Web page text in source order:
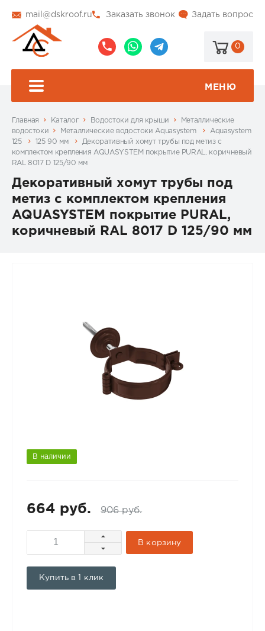
mail@dskroof.ru Задать вопрос
Заказать звонок
0
МЕНЮ
Главная Каталог Водостоки для крыши
Металлические
водостоки
Металлические водостоки Aquasystem
Aquasystem
125
125 90 мм
Декоративный хомут трубы под метиз с
комплектом крепления AQUASYSTEM покрытие PURAL, коричневый
RAL 8017 D 125/90 мм
Декоративный хомут трубы под
метиз с комплектом крепления
AQUASYSTEM покрытие PURAL,
коричневый RAL 8017 D 125/90 мм
В наличии
664 руб. 906 руб.
В корзину
Купить в 1 клик